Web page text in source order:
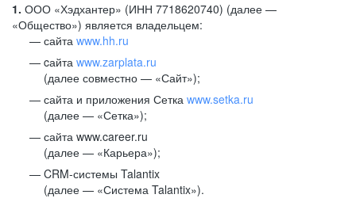
1. ООО «Хэдхантер» (ИНН 7718620740) (далее —
«Общество») является владельцем:
сайта www.hh.ru
cайта www.zarplata.ru
(далее совместно — «Сайт»);
сайта и приложения Сетка www.setka.ru
(далее — «Сетка»);
сайта www.career.ru
(далее — «Карьера»);
CRM-системы Talantix
(далее — «Система Talantix»).